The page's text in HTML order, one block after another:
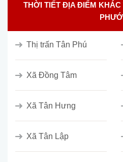
THỜI TIẾT ĐỊA ĐIỂM KHÁC
Thị trấn Tân Phú
Xã Đồng Tâm
Xã Tân Hưng
Xã Tân Lập